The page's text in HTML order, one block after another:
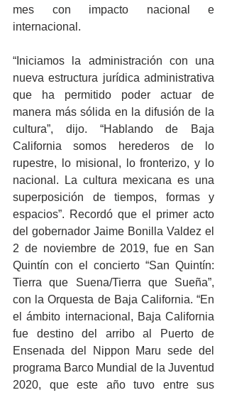
mes con impacto nacional e
internacional.
“Iniciamos la administración con una
nueva estructura jurídica administrativa
que ha permitido poder actuar de
manera más sólida en la difusión de la
cultura”, dijo. “Hablando de Baja
California somos herederos de lo
rupestre, lo misional, lo fronterizo, y lo
nacional. La cultura mexicana es una
superposición de tiempos, formas y
espacios”. Recordó que el primer acto
del gobernador Jaime Bonilla Valdez el
2 de noviembre de 2019, fue en San
Quintín con el concierto “San Quintín:
Tierra que Suena/Tierra que Sueña”,
con la Orquesta de Baja California. “En
el ámbito internacional, Baja California
fue destino del arribo al Puerto de
Ensenada del Nippon Maru sede del
programa Barco Mundial de la Juventud
2020, que este año tuvo entre sus